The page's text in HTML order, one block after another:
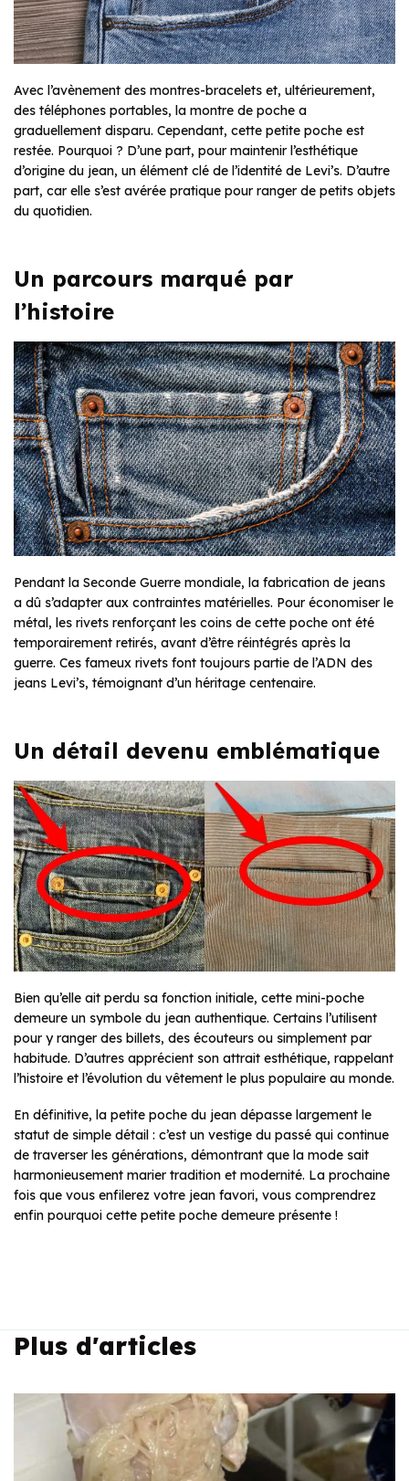
Avec l’avènement des montres-bracelets et, ultérieurement,
des téléphones portables, la montre de poche a
graduellement disparu. Cependant, cette petite poche est
restée. Pourquoi ? D’une part, pour maintenir l’esthétique
d’origine du jean, un élément clé de l’identité de Levi’s. D’autre
part, car elle s’est avérée pratique pour ranger de petits objets
du quotidien.
Un parcours marqué par
l’histoire
Pendant la Seconde Guerre mondiale, la fabrication de jeans
a dû s’adapter aux contraintes matérielles. Pour économiser le
métal, les rivets renforçant les coins de cette poche ont été
temporairement retirés, avant d’être réintégrés après la
guerre. Ces fameux rivets font toujours partie de l’ADN des
jeans Levi’s, témoignant d’un héritage centenaire.
Un détail devenu emblématique
Bien qu’elle ait perdu sa fonction initiale, cette mini-poche
demeure un symbole du jean authentique. Certains l’utilisent
pour y ranger des billets, des écouteurs ou simplement par
habitude. D’autres apprécient son attrait esthétique, rappelant
l’histoire et l’évolution du vêtement le plus populaire au monde.
En définitive, la petite poche du jean dépasse largement le
statut de simple détail : c’est un vestige du passé qui continue
de traverser les générations, démontrant que la mode sait
harmonieusement marier tradition et modernité. La prochaine
fois que vous enfilerez votre jean favori, vous comprendrez
enfin pourquoi cette petite poche demeure présente !
Plus d'articles